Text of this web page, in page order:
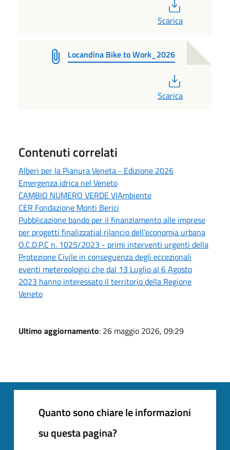
Scarica
Locandina Bike to Work_2026
Scarica
Contenuti correlati
Alberi per la Pianura Veneta - Edizione 2026
Emergenza idrica nel Veneto
CAMBIO NUMERO VERDE VIAmbiente
CER Fondazione Monti Berici
Pubblicazione bando per il finanziamento alle imprese
per progetti finalizzatial rilancio dell'economia urbana
O.C.D.P.C n. 1025/2023 - primi interventi urgenti della
Protezione Civile in conseguenza degli eccezionali
eventi metereologici che dal 13 Luglio al 6 Agosto
2023 hanno interessato il territorio della Regione
Veneto
Ultimo aggiornamento: 26 maggio 2026, 09:29
Quanto sono chiare le informazioni
su questa pagina?